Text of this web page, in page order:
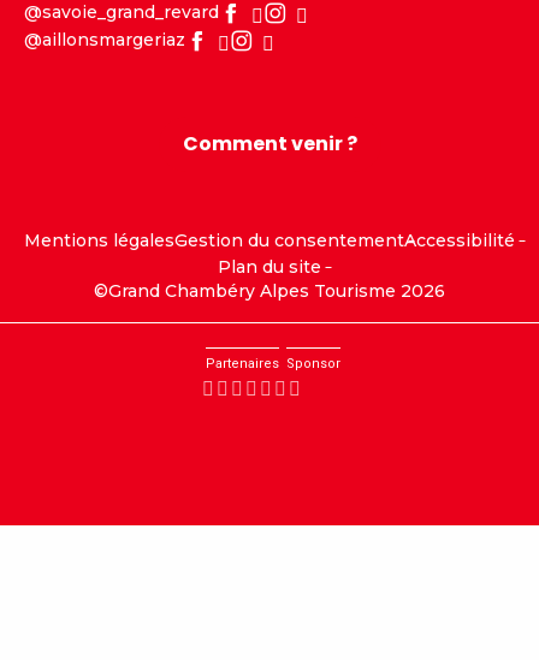
@savoie_grand_revard
@aillonsmargeriaz
Comment venir ?
Mentions légalesGestion du consentementAccessibilité
Plan du site
©Grand Chambéry Alpes Tourisme 2026
Partenaires Sponsor